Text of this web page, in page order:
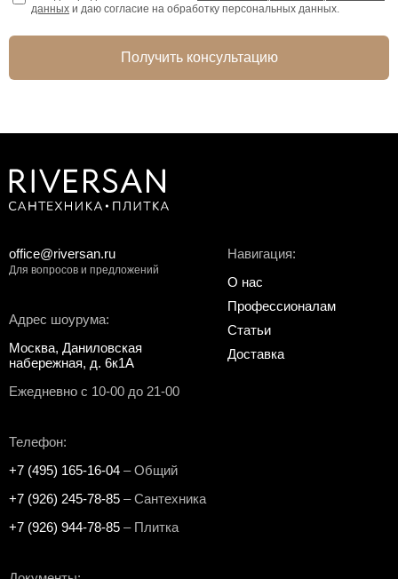
данных и даю согласие на обработку персональных данных.
Получить консультацию
Адрес шоурума:
Москва, Даниловская
набережная, д. 6к1А
Ежедневно с 10-00 до 21-00
Телефон:
+7 (495) 165-16-04 – Общий
+7 (926) 245-78-85 – Сантехника
+7 (926) 944-78-85 – Плитка
Навигация:
О нас
Профессионалам
Статьи
Доставка
office@riversan.ru
Для вопросов и предложений